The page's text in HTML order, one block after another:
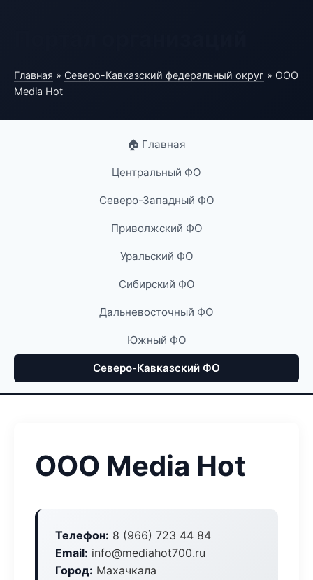
Главная » Северо-Кавказский федеральный округ » ООО
Media Hot
🏠 Главная
Центральный ФО
Северо-Западный ФО
Приволжский ФО
Уральский ФО
Сибирский ФО
Дальневосточный ФО
Южный ФО
Северо-Кавказский ФО
ООО Media Hot
Телефон: 8 (966) 723 44 84
Email: info@mediahot700.ru
Город: Махачкала